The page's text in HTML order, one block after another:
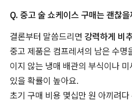
Q. 중고 술 쇼케이스 구매는 괜찮
결론부터 말씀드리면 강력하게 비
중고 제품은 컴프레셔의 남은 수명
이지 않는 냉매 배관의 부식이나
있을 확률이 높아요.
초기 구매 비용 몇십만 원 아끼려